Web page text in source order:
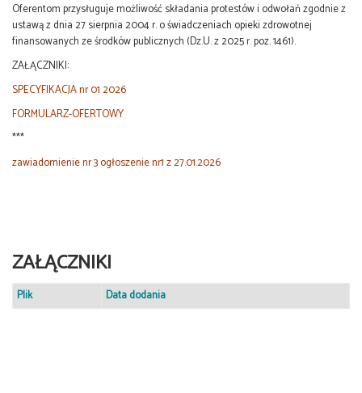
Oferentom przysługuje możliwość składania protestów i odwołań zgodnie z
ustawą z dnia 27 sierpnia 2004 r. o świadczeniach opieki zdrowotnej
finansowanych ze środków publicznych (Dz.U. z 2025 r. poz. 1461).
ZAŁĄCZNIKI:
SPECYFIKACJA nr 01 2026
FORMULARZ-OFERTOWY
***
zawiadomienie nr 3 ogłoszenie nr1 z 27.01.2026
ZAŁĄCZNIKI
Plik Data dodania